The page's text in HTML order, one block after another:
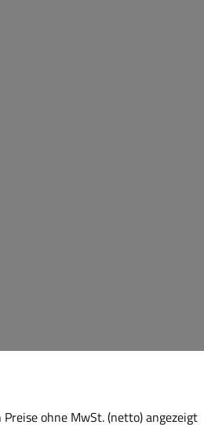
ohne MwSt. (netto) angezeigt